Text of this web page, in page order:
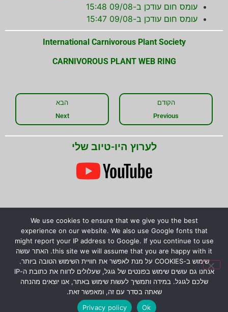
עומס חום עודכן ב-09/08 15:48
עומס חום עודכן ב-09/08 15:47
International Carnivorous Plant Society
CARNIVOROUS PLANT WEB RING
הקודם
Previous
הבא
Next
לערוץ היו-טיוב שלי
שתפו את המידע!
We use cookies to ensure that we give you the best
experience on our website. We also use Google fonts that
might report your IP address to Google. If you continue to use
this site we will assume that you are happy with it. האתר עושה
שימוש ב-COOKIES על מנת לאפשר את חוויית השימוש הטובה ביותר.
אנחנו גם עושים שימוש בפונטים של גוגל, שעלולים לדווח את כתובת ה-IP
שלכם לגוגל. במידה ותמשיך לעשות שימוש באתר, אנו יוצאים מהנחה
שאתה בסדר עם זה, ומאפשר זאת.
Ok
Privacy policy